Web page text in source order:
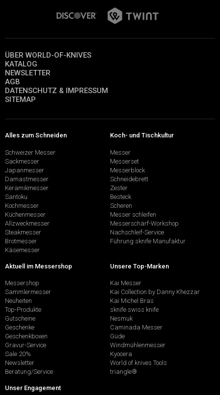
ÜBER WORLD-OF-KNIVES
KATALOG
NEWSLETTER
AGB
DATENSCHUTZ & IMPRESSUM
SITEMAP
Alles zum Schneiden
Schweizer Messer
Sackmesser
Japanmesser
Damastmesser
Keramikmesser
Santoku
Kochmesser
Küchenmesser
Allzweckmesser
Steakmesser
Brotmesser
Käsemesser
Koch- und Tischkultur
Messer
Messerset
Messerblock
Schneidebrett
Zester
Besteck
Scheren
Messer schleifen
Messerschärf-Workshop
Nachschleif-Service
Führung sknife Manufaktur
Aktuell im Messershop
Messershop
Sammlermesser
Neuheiten
Top-Produkte
Gutscheine
Geschenke
Geschenkboxen
Gravur-Service
Sale 20%
Newsletter
Beratung/Service
Unsere Top-Marken
Kai Messer
Kai Collection by Danny Khezzar
Kai Michel Bras
sknife swiss knife
Nesmuk
Caminada Messer
Güde
Windmühlenmesser
Kyocera
World of knives Tools
triangle®
Unser Engagement